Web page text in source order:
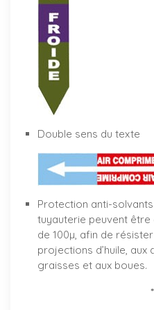
Double sens du texte
Protection anti-
tuyauterie peuvent être
de 100µ, afin de
projections d’huile,
graisses et aux boues.